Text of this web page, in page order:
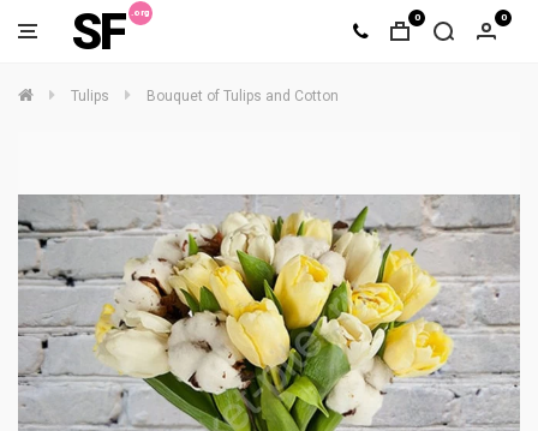
SF 0 0
Tulips Bouquet of Tulips and Cotton